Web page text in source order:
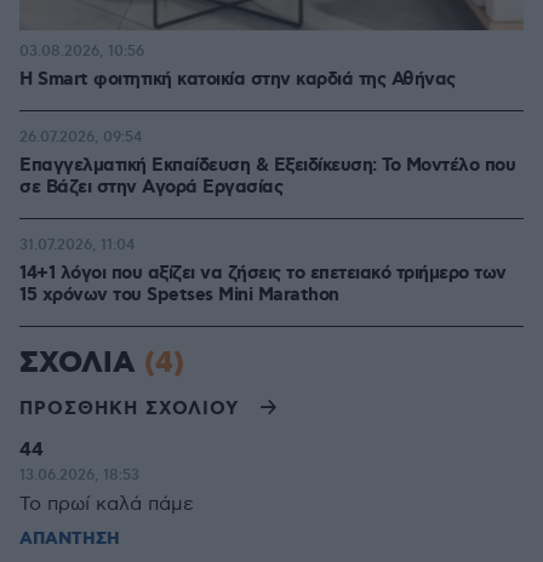
Η Smart φοιτητική κατοικία στην καρδιά της Αθήνας
03.08.2026, 10:56
Επαγγελματική Εκπαίδευση & Εξειδίκευση: Το Mοντέλο που
σε Bάζει στην Aγορά Eργασίας
26.07.2026, 09:54
14+1 λόγοι που αξίζει να ζήσεις το επετειακό τριήμερο των
15 χρόνων του Spetses Mini Marathon
31.07.2026, 11:04
ΣΧΟΛΙΑ (4)
ΠΡΟΣΘΗΚΗ ΣΧΟΛΙΟΥ
44
13.06.2026, 18:53
Το πρωί καλά πάμε
ΑΠΑΝΤΗΣΗ